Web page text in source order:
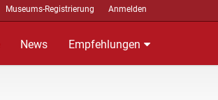
Museums-Registrierung Anmelden
News Empfehlungen